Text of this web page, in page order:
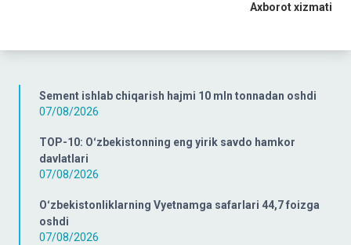
Sement ishlab chiqarish hajmi 10 mln tonnadan oshdi
07/08/2026
TOP-10: Oʻzbekistonning eng yirik savdo hamkor
davlatlari
07/08/2026
Oʻzbekistonliklarning Vyetnamga safarlari 44,7 foizga
oshdi
07/08/2026
Axborot xizmati